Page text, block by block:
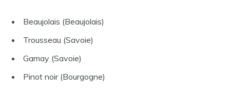
Beaujolais (Beaujolais)
Trousseau (Savoie)
Gamay (Savoie)
Pinot noir (Bourgogne)